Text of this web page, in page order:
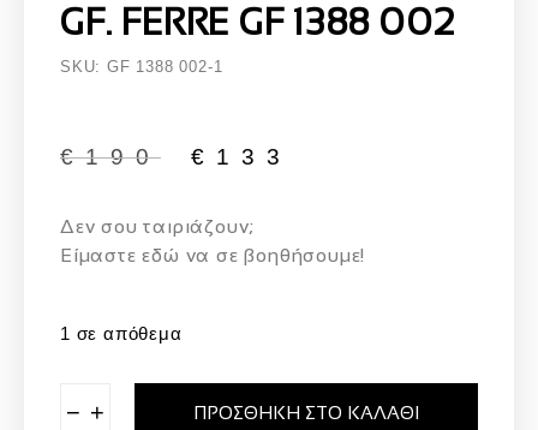
GF. FERRE GF 1388 002
SKU: GF 1388 002-1
€190 € 133
Δεν σου ταιριάζουν;
Eίμαστε εδώ να σε βοηθήσουμε!
1 σε απόθεμα
− + ΠΡΟΣΘΉΚΗ ΣΤΟ ΚΑΛΆΘΙ